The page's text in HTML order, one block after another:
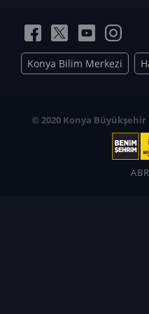
Konya Bilim Merkezi
© 2020 Konya Büyükşehir